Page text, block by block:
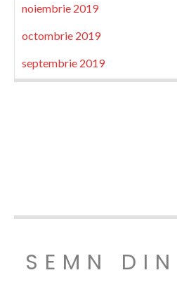
noiembrie 2019
octombrie 2019
septembrie 2019
SEMN